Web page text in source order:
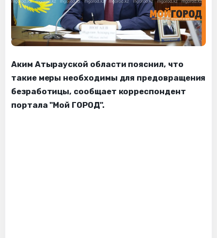
Аким Атырауской области пояснил, что
такие меры необходимы для предовращения
безработицы, сообщает корреспондент
портала "Мой ГОРОД".